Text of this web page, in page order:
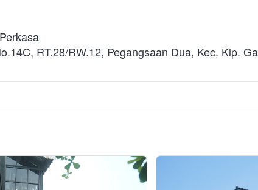
RT.28/RW.12, Pegangsaan Dua, Kec. Klp.